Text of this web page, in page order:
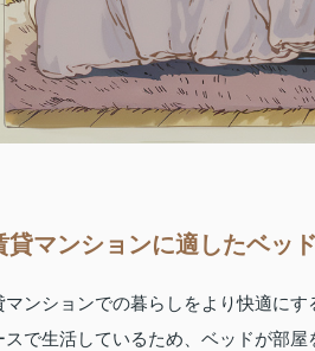
貸マンションに適したベッ
マンションでの暮らしをより快適に
スで生活しているため、ベッドが部